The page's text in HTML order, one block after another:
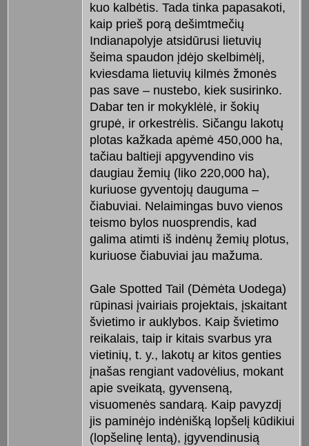
kuo kalbėtis. Tada tinka papasakoti,
kaip prieš porą dešimtmečių
Indianapolyje atsidūrusi lietuvių
šeima spaudon įdėjo skelbimėlį,
kviesdama lietuvių kilmės žmonės
pas save – nustebo, kiek susirinko.
Dabar ten ir mokyklėlė, ir šokių
grupė, ir orkestrėlis. Sičangu lakotų
plotas kažkada apėmė 450,000 ha,
tačiau baltieji apgyvendino vis
daugiau žemių (liko 220,000 ha),
kuriuose gyventojų dauguma –
čiabuviai. Nelaimingas buvo vienos
teismo bylos nuosprendis, kad
galima atimti iš indėnų žemių plotus,
kuriuose čiabuviai jau mažuma.
Gale Spotted Tail (Dėmėta Uodega)
rūpinasi įvairiais projektais, įskaitant
švietimo ir auklybos. Kaip švietimo
reikalais, taip ir kitais svarbus yra
vietinių, t. y., lakotų ar kitos genties
įnašas rengiant vadovėlius, mokant
apie sveikatą, gyvenseną,
visuomenės sandarą. Kaip pavyzdį
jis paminėjo indėnišką lopšelį kūdikiui
(lopšelinę lentą), įgyvendinusią